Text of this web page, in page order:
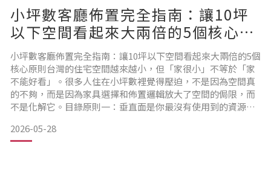
小坪數客廳佈置完全指南：讓10坪
以下空間看起來大兩倍的5個核心原
則
小坪數客廳佈置完全指南：讓10坪以下空間看起來大兩倍的5個
核心原則台灣的住宅空間越來越小，但「家很小」不等於「家
不能好看」。很多人住在小坪數裡覺得壓迫，不是因為空間真
的不夠，而是因為家具選擇和佈置邏輯放大了空間的侷限，而
不是化解它。目錄原則一：垂直面是你最沒有使用到的資源原
四：燈光要有層次原則五：留白是設計，不是空洞小坪數客廳
家具選擇指南原則一：垂直面是你最沒有使用到的資源大部分
2026-05-28